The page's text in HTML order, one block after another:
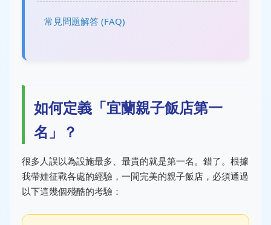
常見問題解答 (FAQ)
如何定義「宜蘭親子飯店第一
名」？
很多人誤以為設施最多、最貴的就是第一名。錯了。根據
我帶娃征戰各處的經驗，一間完美的親子飯店，必須通過
以下這幾個殘酷的考驗：